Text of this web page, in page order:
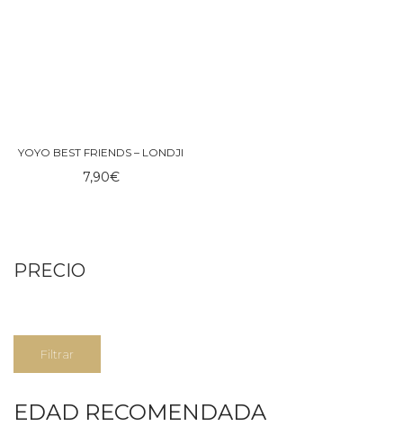
YOYO BEST FRIENDS – LONDJI
7,90€
PRECIO
Filtrar
EDAD RECOMENDADA